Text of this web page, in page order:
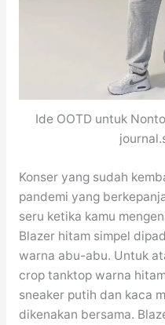
Ide OOTD untuk
Konser yang sudah
pandemi yang
seru ketika kamu
Blazer hitam simpel
warna abu-abu. Untuk
crop tanktop warna
sneaker putih dan kaca
dikenakan bersama.